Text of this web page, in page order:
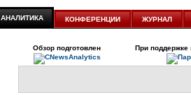
АНАЛИТИКА КОНФЕРЕНЦИИ ЖУРНАЛ
Обзор подготовлен При поддержке